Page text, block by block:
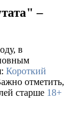
–
в
Короткий
отметить,
старше 18+